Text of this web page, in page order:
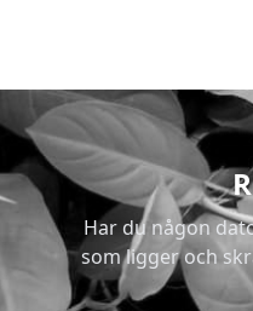
Har du någon
som ligger och